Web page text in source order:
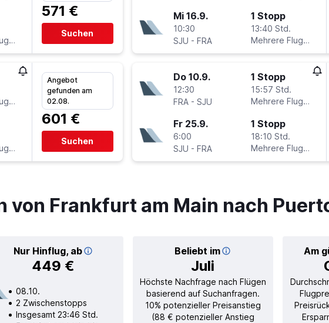
571 €
Suchen
Angebot
gefunden am
02.08.
601 €
Suchen
Mi 16.9.
10:30
SJU - FRA
1 Stopp
13:40 Std.
Mehrere Fluglinien
Do 10.9.
12:30
FRA - SJU
1 Stopp
15:57 Std.
Mehrere Fluglinien
Fr 25.9.
6:00
SJU - FRA
1 Stopp
18:10 Std.
Mehrere Fluglinien
von Frankfurt am Main nach
Nur Hinflug, ab
449 €
Beliebt im
Juli
Am
08.10.
2 Zwischenstopps
Insgesamt 23:46 Std.
Höchste Nachfrage nach Flügen
basierend auf Suchanfragen.
10% potenzieller Preisanstieg
(88 € potenzieller Anstieg